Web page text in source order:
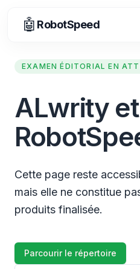
🤖 RobotSpeed
EXAMEN ÉDITORIAL EN
ALwrity et
Cette page reste
mais elle ne constitue
produits finalisée.
Parcourir le répertoire